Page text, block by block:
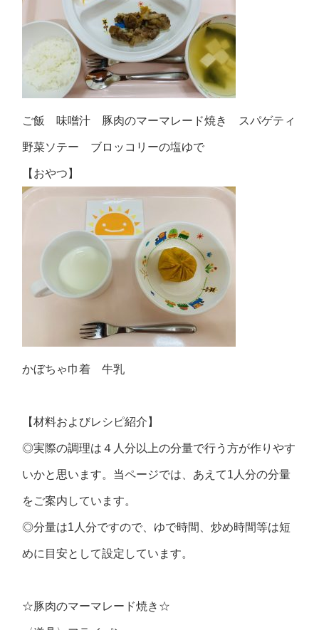
ご飯 味噌汁 豚肉のマーマレード焼き スパゲティ
野菜ソテー ブロッコリーの塩ゆで
【おやつ】
かぼちゃ巾着 牛乳
【材料およびレシピ紹介】
◎実際の調理は４人分以上の分量で行う方が作りやす
いかと思います。当ページでは、あえて1人分の分量
をご案内しています。
◎分量は1人分ですので、ゆで時間、炒め時間等は短
めに目安として設定しています。
☆豚肉のマーマレード焼き☆